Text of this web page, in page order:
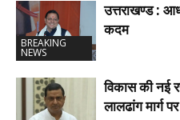
BREAKING
NEWS
उत्तराखण्ड :
कदम
विकास की नई
लालढांग मार्ग